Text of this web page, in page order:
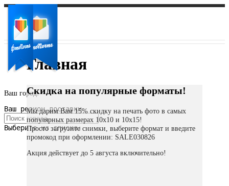
Ваш город:
Ваш регион доставки
Выберите из списка:
Главная
Скидка на популярные форматы!
Мы дарим Вам 15% скидку на печать фото в самых
популярных размерах 10х10 и 10х15!
Просто загрузите снимки, выберите формат и введите
промокод при оформлении: SALE030826
Акция действует до 5 августа включительно!